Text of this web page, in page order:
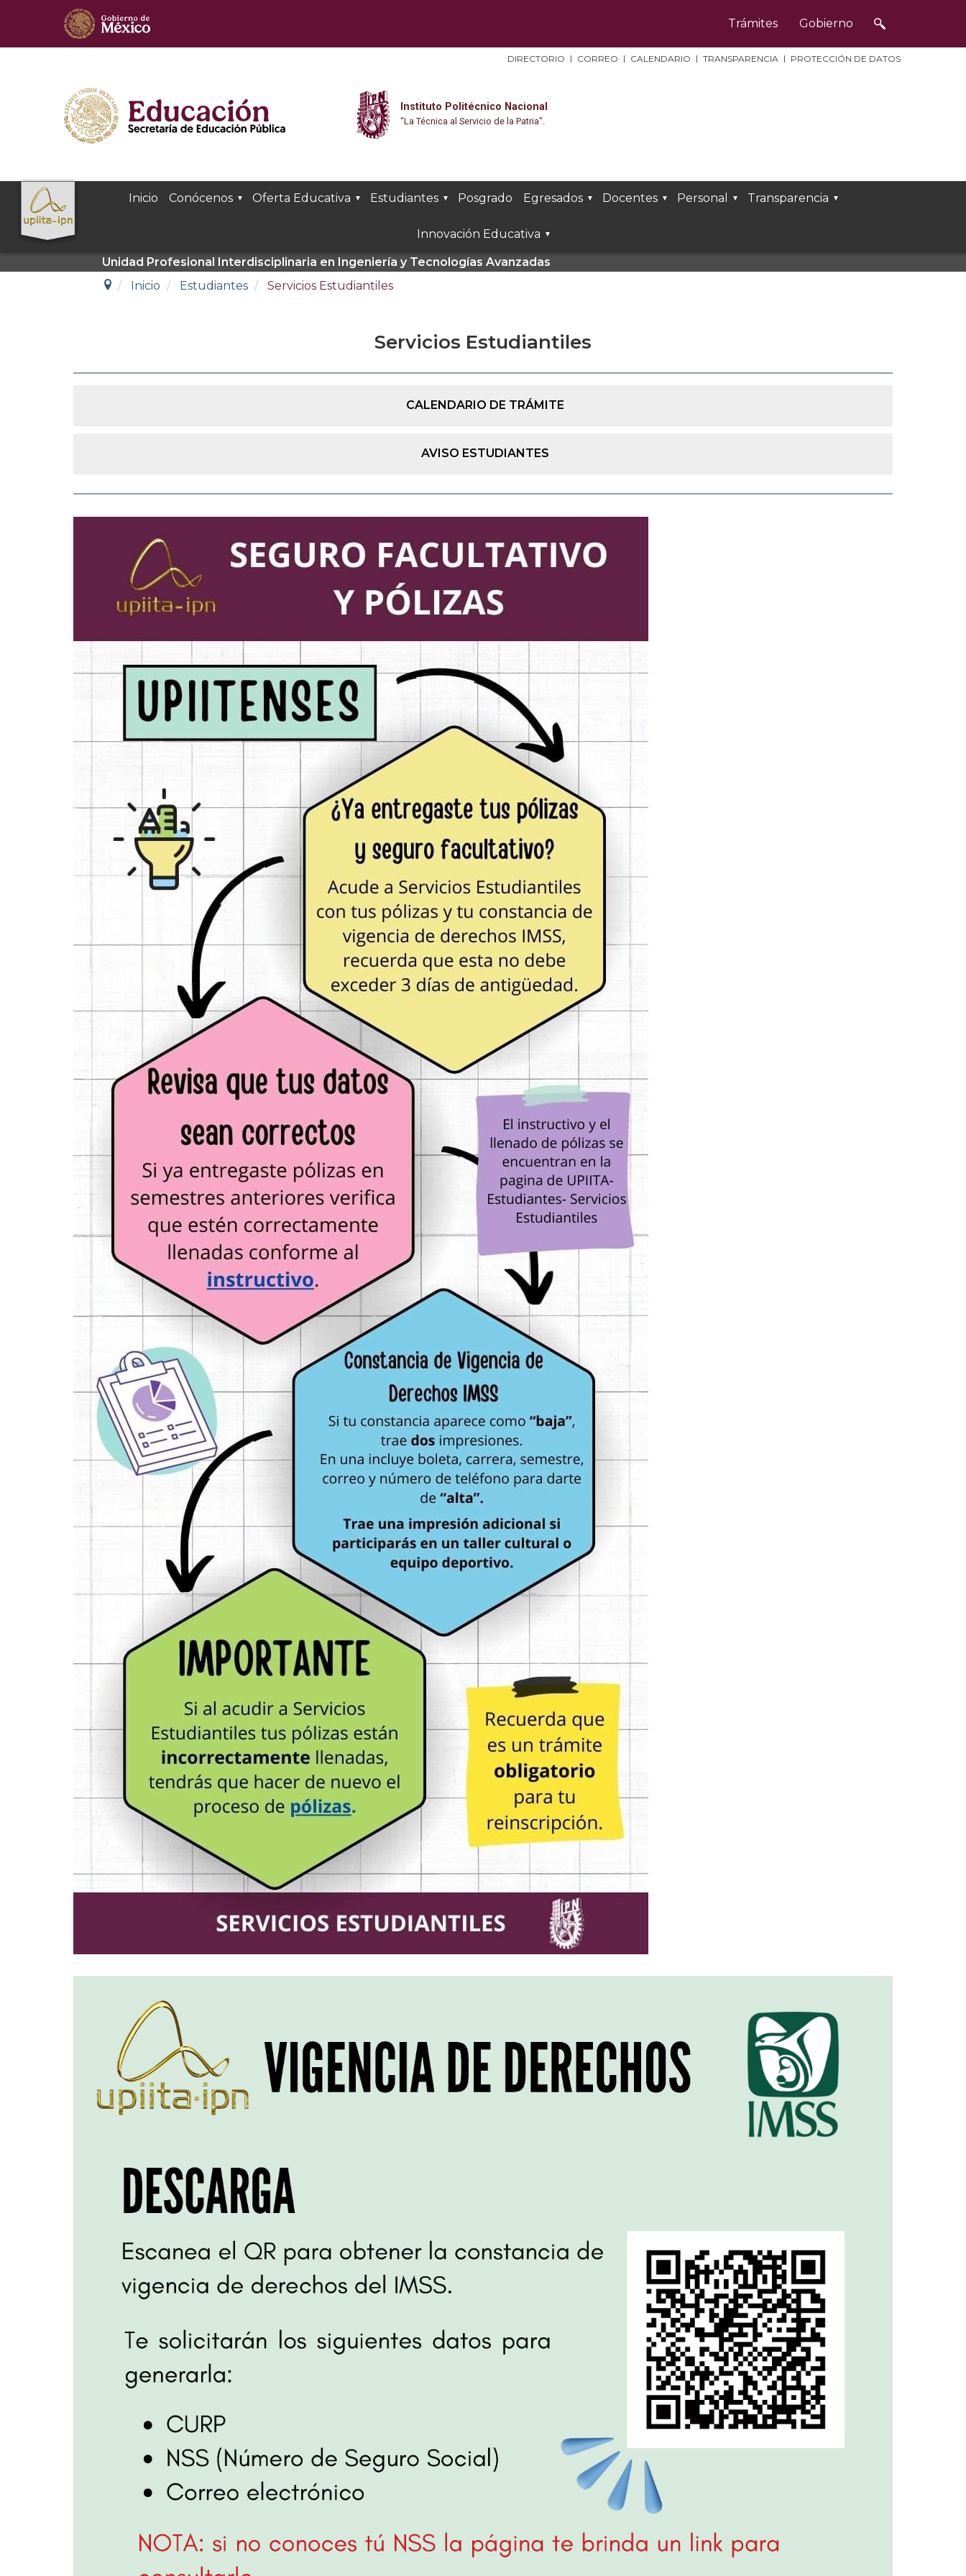
Trámites Gobierno
DIRECTORIO CORREO CALENDARIO TRANSPARENCIA PROTECCIÓN DE DATOS
Instituto Politécnico Nacional
"La Técnica al Servicio de la Patria".
Inicio Conócenos Oferta Educativa Estudiantes Posgrado Egresados Docentes Personal Transparencia
Innovación Educativa
Unidad Profesional Interdisciplinaria en Ingeniería y Tecnologías Avanzadas
Inicio
Estudiantes Servicios Estudiantiles
Servicios Estudiantiles
CALENDARIO DE TRÁMITE
AVISO ESTUDIANTES